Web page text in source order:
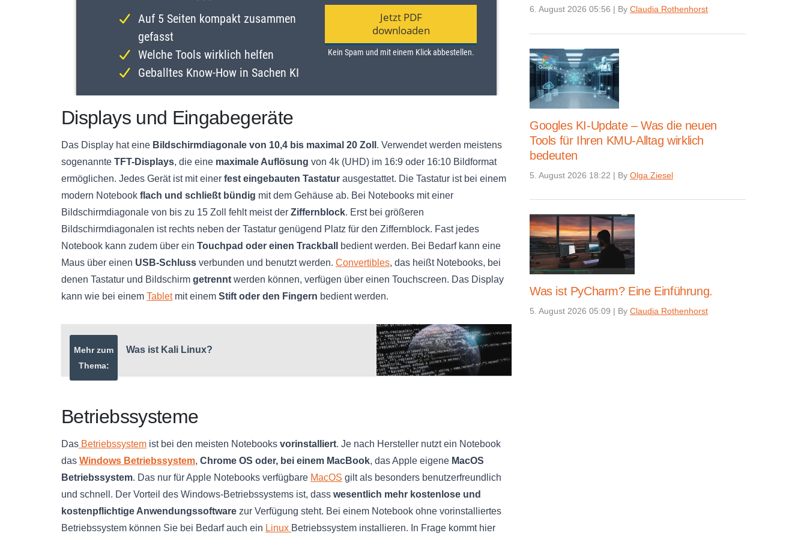
Displays und Eingabegeräte
Das Display hat eine Bildschirmdiagonale von 10,4 bis maximal 20 Zoll . Verwendet werden meistens
sogenannte TFT-Displays, die eine maximale Auflösung von 4k (UHD) im 16:9 oder 16:10 Bildformat
ermöglichen. Jedes Gerät ist mit einer fest eingebauten Tastatur ausgestattet. Die Tastatur ist bei einem
modern Notebook flach und schließt bündig mit dem Gehäuse ab. Bei Notebooks mit einer
Bildschirmdiagonale von bis zu 15 Zoll fehlt meist der Ziffernblock. Erst bei größeren
Bildschirmdiagonalen ist rechts neben der Tastatur genügend Platz für den Ziffernblock. Fast jedes
Notebook kann zudem über ein Touchpad oder einen Trackball
bedient werden. Bei Bedarf kann eine
Maus über einen USB-Schluss verbunden und benutzt werden. Convertibles, das heißt Notebooks, bei
denen Tastatur und Bildschirm getrennt werden können, verfügen über einen Touchscreen. Das Display
kann wie bei einem Tabletmit einem Stift oder den Fingern bedient werden.
Mehr zum
Thema:
Was ist Kali Linux?
Betriebssysteme
Das Betriebssystem ist bei den meisten Notebooks vorinstalliert. Je nach Hersteller nutzt ein Notebook
das Windows Betriebssystem, Chrome OS oder, bei einem MacBook, das Apple eigene MacOS
Betriebssystem. Das nur für Apple Notebooks verfügbare MacOS gilt als besonders benutzerfreundlich
und schnell. Der Vorteil des Windows-Betriebssystems ist, dass wesentlich mehr kostenlose und
kostenpflichtige Anwendungssoftware zur Verfügung steht. Bei einem Notebook ohne vorinstalliertes
Betriebssystem können Sie bei Bedarf auch ein Linux Betriebssystem installieren. In Frage kommt hier
6. August 2026 05:56 | By Claudia Rothenhorst
Googles KI-Update – Was die neuen
Tools für Ihren KMU-Alltag wirklich
bedeuten
5. August 2026 18:22 | By Olga Ziesel
Was ist PyCharm? Eine Einführung.
5. August 2026 05:09 | By Claudia Rothenhorst